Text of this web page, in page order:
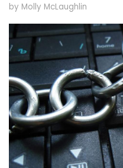
by Molly McLaughlin